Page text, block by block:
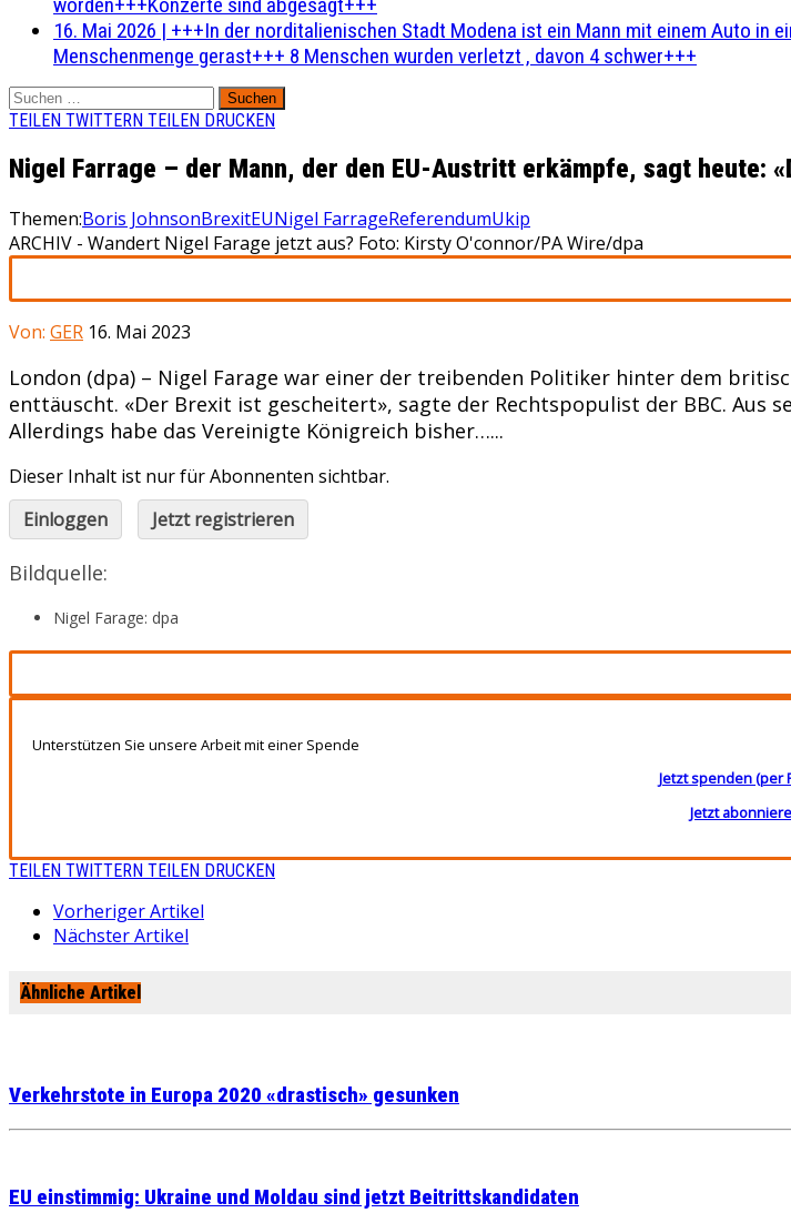
16. Mai 2026 | +++In der norditalienischen Stadt Modena ist ein Mann mit einem Auto in
Menschenmenge gerast+++ 8 Menschen wurden verletzt , davon 4 schwer+++
Suchen
nach:
TEILEN TWITTERN TEILEN DRUCKEN
Nigel Farrage – der Mann, der den EU-Austritt erkämpfe, sagt heute:
Themen:Boris JohnsonBrexitEUNigel FarrageReferendumUkip
ARCHIV - Wandert Nigel Farage jetzt aus? Foto: Kirsty O'connor/PA Wire/dpa
Von: GER 16. Mai 2023
London (dpa) – Nigel Farage war einer der treibenden Politiker hinter dem
enttäuscht. «Der Brexit ist gescheitert», sagte der Rechtspopulist der BBC. Aus
Allerdings habe das Vereinigte Königreich bisher…...
Dieser Inhalt ist nur für Abonnenten sichtbar.
Einloggen
Jetzt registrieren
Bildquelle:
Nigel Farage: dpa
Unterstützen Sie unsere Arbeit mit einer Spende
Jetzt spenden (per
Jetzt
TEILEN TWITTERN TEILEN DRUCKEN
Vorheriger Artikel
Nächster Artikel
Ähnliche Artikel
Verkehrstote in Europa 2020 «drastisch» gesunken
EU einstimmig: Ukraine und Moldau sind jetzt Beitrittskandidaten